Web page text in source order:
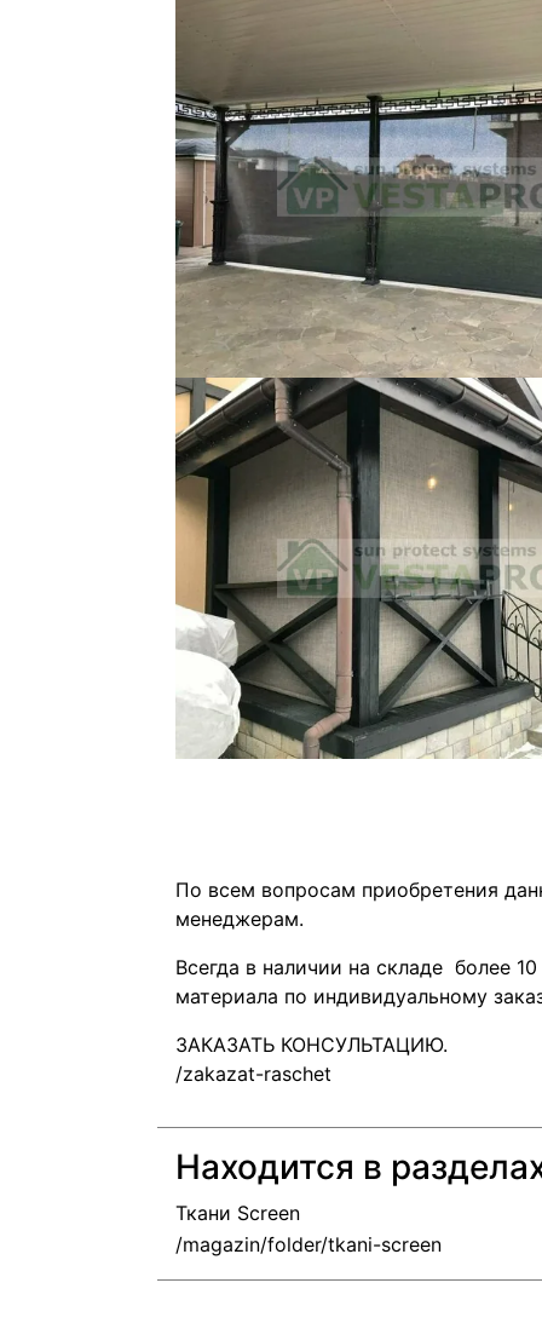
По всем вопросам приобретения
менеджерам.
Всегда в наличии на складе более
материала по индивидуальному
ЗАКАЗАТЬ КОНСУЛЬТАЦИЮ.
Находится в
Ткани Screen